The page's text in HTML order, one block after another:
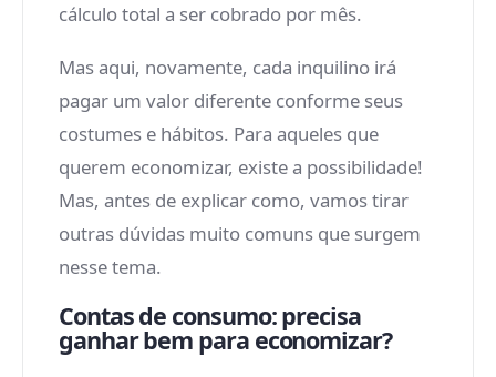
cálculo total a ser cobrado por mês.
Mas aqui, novamente, cada inquilino irá
pagar um valor diferente conforme seus
costumes e hábitos. Para aqueles que
querem economizar, existe a possibilidade!
Mas, antes de explicar como, vamos tirar
outras dúvidas muito comuns que surgem
nesse tema.
Contas de consumo: precisa
ganhar bem para economizar?